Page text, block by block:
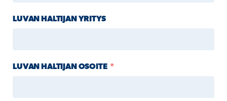
LUVAN HALTIJAN YRITYS
LUVAN HALTIJAN OSOITE